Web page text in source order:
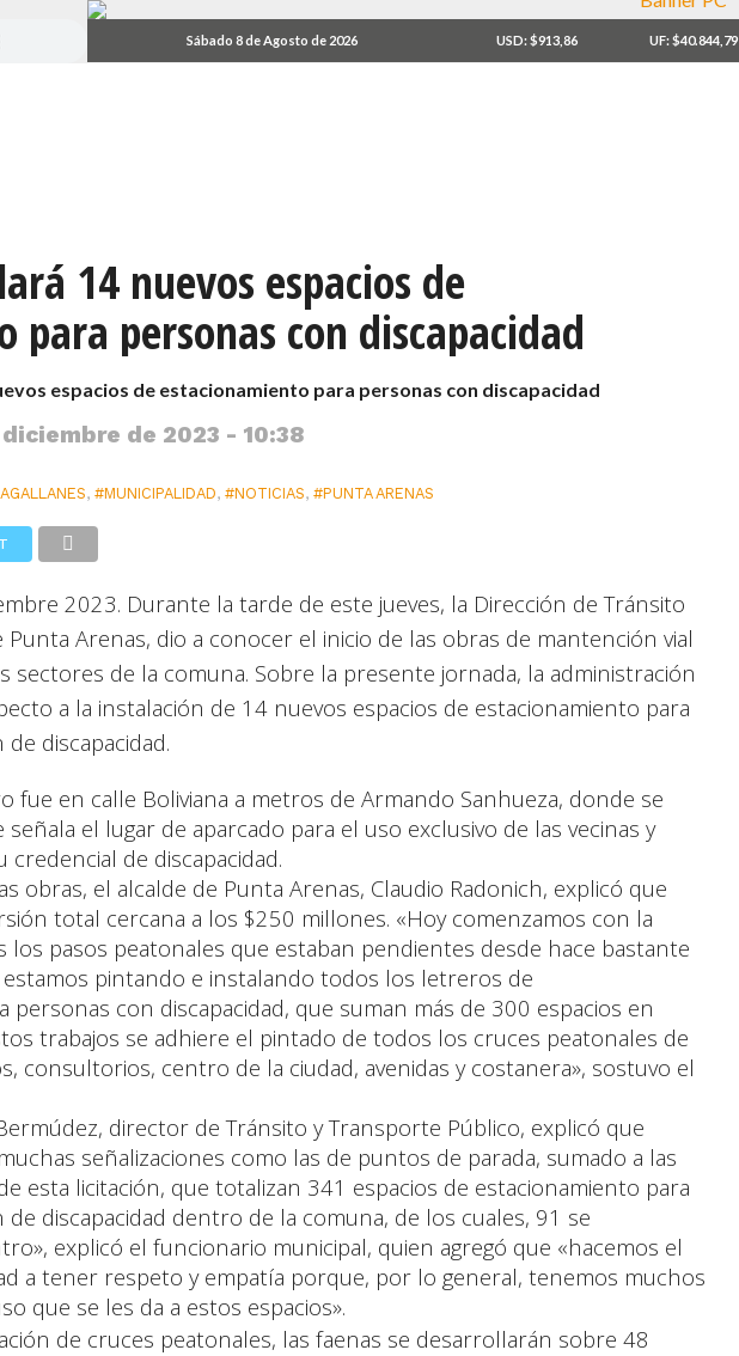
Sábado 8 de Agosto de 2026 USD: $913,86 UF: $40.844,79
14 nuevos espacios de
para personas con discapacidad
espacios de estacionamiento para personas con discapacidad
diciembre de 2023 - 10:38
,#MUNICIPALIDAD,#NOTICIAS,#PUNTA ARENAS
2023. Durante la tarde de este jueves, la Dirección de Tránsito
Punta Arenas, dio a conocer el inicio de las obras de mantención vial
sectores de la comuna. Sobre la presente jornada, la administración
a la instalación de 14 nuevos espacios de estacionamiento para
discapacidad.
fue en calle Boliviana a metros de Armando Sanhueza, donde se
el lugar de aparcado para el uso exclusivo de las vecinas y
de discapacidad.
obras, el alcalde de Punta Arenas, Claudio Radonich, explicó que
total cercana a los $250 millones. «Hoy comenzamos con la
los pasos peatonales que estaban pendientes desde hace bastante
pintando e instalando todos los letreros de
personas con discapacidad, que suman más de 300 espacios en
trabajos se adhiere el pintado de todos los cruces peatonales de
consultorios, centro de la ciudad, avenidas y costanera», sostuvo el
director de Tránsito y Transporte Público, explicó que
señalizaciones como las de puntos de parada, sumado a las
esta licitación, que totalizan 341 espacios de estacionamiento para
discapacidad dentro de la comuna, de los cuales, 91 se
explicó el funcionario municipal, quien agregó que «hacemos el
a tener respeto y empatía porque, por lo general, tenemos muchos
que se les da a estos espacios».
de cruces peatonales, las faenas se desarrollarán sobre 48